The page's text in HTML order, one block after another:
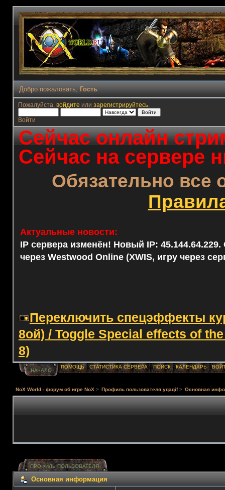
Добро пожаловать, Гость
Пожалуйста, войдите или зарегистрируйтесь.
Войти
Сейчас онлайн
Сейчас на сервере
Обязательно все
Актуальные новости:
IP сервера изменён! Новый IP: 45.144.64.229.
через Westwood Online (XWIS, игру через
Переключить спецэффекты
8ой) / Toggle Special effects of
8)
НАЧАЛО
ПОМОЩЬ СТАТИСТИКА СЕРВЕРА ПОИСК КАЛЕНДАРЬ
NoX World - форум об игре NoX > Профиль пользователя yqaqif> Основная
ПРОФИЛЬ ПОЛЬЗОВАТЕЛЯ
Основная информация